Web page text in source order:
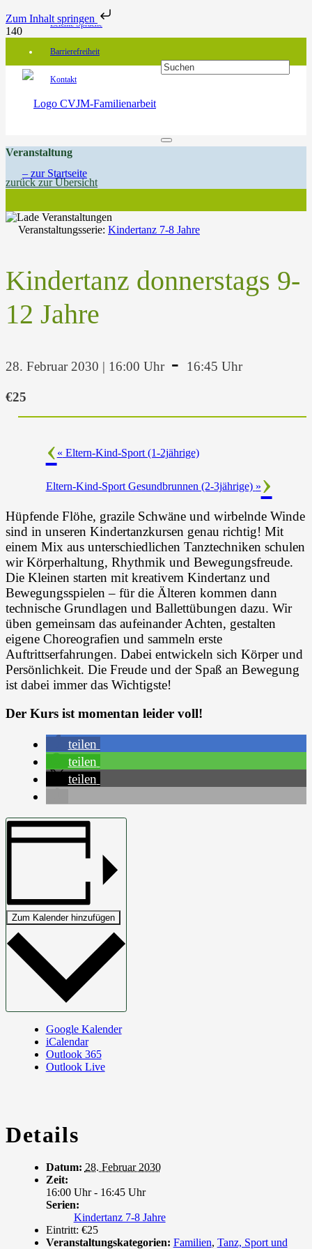
Zum Inhalt springen
Leichte Sprache
Barrierefreiheit
Kontakt
Veranstaltung
zurück zur Übersicht
Veranstaltungsserie: Kindertanz 7-8 Jahre
Kindertanz donnerstags 9-
12 Jahre
28. Februar 2030 | 16:00 Uhr- 16:45 Uhr
€25
« Eltern-Kind-Sport (1-2jährige)
Eltern-Kind-Sport Gesundbrunnen (2-3jährige) »
Hüpfende Flöhe, grazile Schwäne und wirbelnde Winde
sind in unseren Kindertanzkursen genau richtig! Mit
einem Mix aus unterschiedlichen Tanztechniken schulen
wir Körperhaltung, Rhythmik und Bewegungsfreude.
Die Kleinen starten mit kreativem Kindertanz und
Bewegungsspielen – für die Älteren kommen dann
technische Grundlagen und Ballettübungen dazu. Wir
üben gemeinsam das aufeinander Achten, gestalten
eigene Choreografien und sammeln erste
Auftrittserfahrungen. Dabei entwickeln sich Körper und
Persönlichkeit. Die Freude und der Spaß an Bewegung
ist dabei immer das Wichtigste!
Der Kurs ist momentan leider voll!
teilen
teilen
teilen
Zum Kalender hinzufügen
Google Kalender
iCalendar
Outlook 365
Outlook Live
Details
Datum: 28. Februar 2030
Zeit:
16:00 Uhr - 16:45 Uhr
Serien:
Kindertanz 7-8 Jahre
Eintritt: €25
Veranstaltungskategorien: Familien, Tanz, Sport und